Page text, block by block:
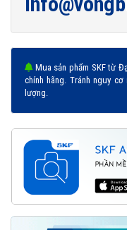
Mua sản phẩm SKF từ
chính hãng. Tránh nguy
lượng.